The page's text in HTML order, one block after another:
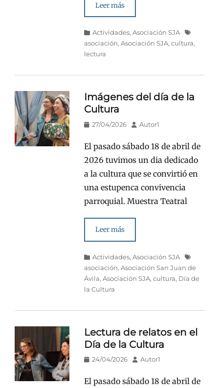
Leer más
Categorías
Actividades,Asociación SJA
Etiquetas
asociación,Asociación SJA,cultura,
lectura
Imágenes del día de la
Cultura
Publicado
27/04/2026 Autor
Autor1
El pasado sábado 18 de abril de
2026 tuvimos un dia dedicado
a la cultura que se convirtió en
una estupenca convivencia
parroquial. Muestra Teatral
Leer más
Categorías
Actividades,Asociación SJA
Etiquetas
asociación,Asociación San Juan de
Ávila,Asociación SJA,cultura, Día de
la Cultura
Lectura de relatos en el
Día de la Cultura
Publicado
24/04/2026 Autor
Autor1
El pasado sábado 18 de abril de